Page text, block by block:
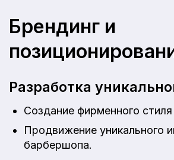
Брендинг и
Разработка
Создание фирменного
Продвижение уникального
барбершопа.